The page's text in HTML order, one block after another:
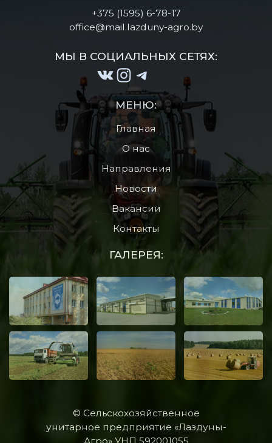
+375 (1595) 6-78-17
office@mail.lazduny-agro.by
МЫ В СОЦИАЛЬНЫХ СЕТЯХ:
ВКонтакте
Instagram
Telegram
МЕНЮ:
Главная
О нас
Направления
Новости
Вакансии
Контакты
ГАЛЕРЕЯ:
© Сельскохозяйственное
унитарное предприятие «Лаздуны-